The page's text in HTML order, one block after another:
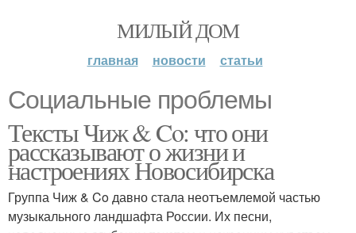
МИЛЫЙ ДОМ
главная новости статьи
Социальные проблемы
Тексты Чиж & Co: что они
рассказывают о жизни и
настроениях Новосибирска
Группа Чиж & Co давно стала неотъемлемой частью
музыкального ландшафта России. Их песни,